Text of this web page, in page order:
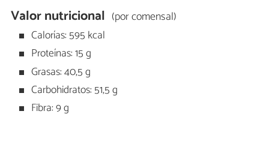
Valor nutricional (por comensal)
Calorías: 595 kcal
Proteínas: 15 g
Grasas: 40,5 g
Carbohidratos: 51,5 g
Fibra: 9 g